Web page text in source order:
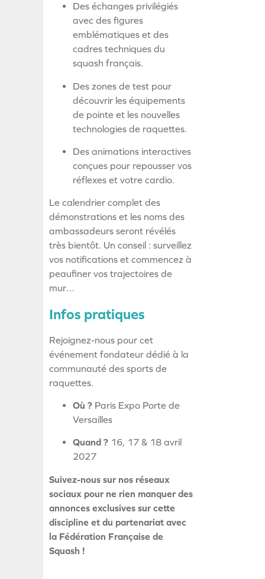
Des échanges privilégiés
avec des figures
emblématiques et des
cadres techniques du
squash français.
Des zones de test pour
découvrir les équipements
de pointe et les nouvelles
technologies de raquettes.
Des animations interactives
conçues pour repousser vos
réflexes et votre cardio.
Le calendrier complet des
démonstrations et les noms des
ambassadeurs seront révélés
très bientôt. Un conseil : surveillez
vos notifications et commencez à
peaufiner vos trajectoires de
mur…
Infos pratiques
Rejoignez-nous pour cet
événement fondateur dédié à la
communauté des sports de
raquettes.
Où ? Paris Expo Porte de
Versailles
Quand ? 16, 17 & 18 avril
2027
Suivez-nous sur nos réseaux
sociaux pour ne rien manquer des
annonces exclusives sur cette
discipline et du partenariat avec
la Fédération Française de
Squash !